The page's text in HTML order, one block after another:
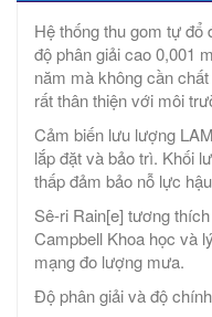
Hệ thống thu gom tự đổ
độ phân giải cao 0,001
năm mà không cần
rất thân thiện với môi
Cảm biến lưu lượng
lắp đặt và bảo trì. Khối
thấp đảm bảo nỗ lực
Sê-ri Rain[e] tương
Campbell Khoa học và
mạng đo lượng mưa.
Độ phân giải và độ